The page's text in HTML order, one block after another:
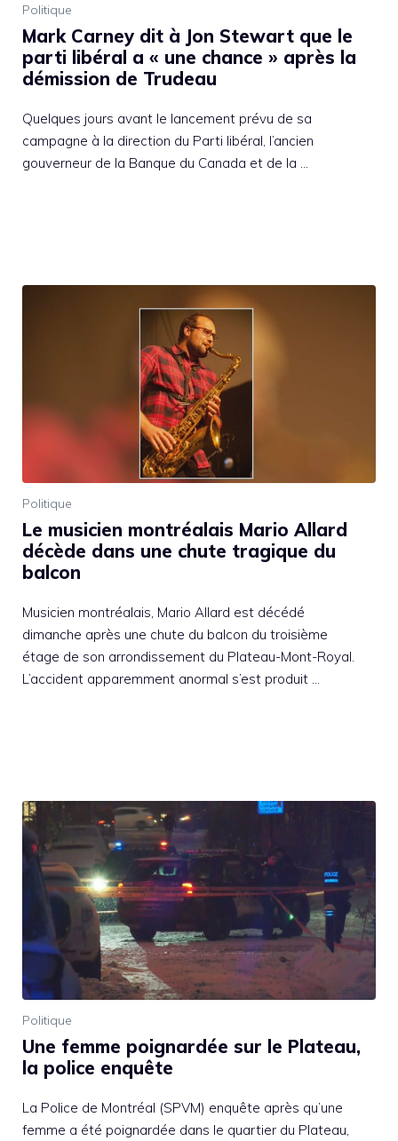
Politique
Mark Carney dit à Jon Stewart que le
parti libéral a « une chance » après la
démission de Trudeau
Quelques jours avant le lancement prévu de sa
campagne à la direction du Parti libéral, l’ancien
gouverneur de la Banque du Canada et de la …
Politique
Le musicien montréalais Mario Allard
décède dans une chute tragique du
balcon
Musicien montréalais, Mario Allard est décédé
dimanche après une chute du balcon du troisième
étage de son arrondissement du Plateau-Mont-Royal.
L’accident apparemment anormal s’est produit …
Politique
Une femme poignardée sur le Plateau,
la police enquête
La Police de Montréal (SPVM) enquête après qu’une
femme a été poignardée dans le quartier du Plateau,